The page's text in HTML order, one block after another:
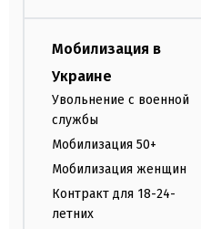
Мобилизация в
Украине
Увольнение с военной
службы
Мобилизация 50+
Мобилизация женщин
Контракт для 18-24-
летних